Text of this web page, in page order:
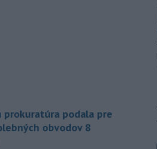
prokuratúra podala pre
obvodov 8